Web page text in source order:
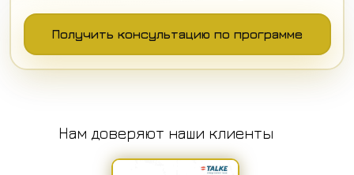
Получить консультацию по программе
Нам доверяют наши клиенты